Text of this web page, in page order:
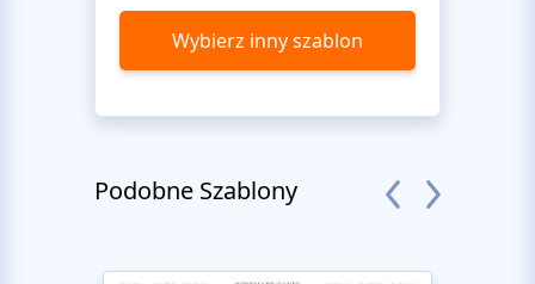
Wybierz inny szablon
Podobne Szablony